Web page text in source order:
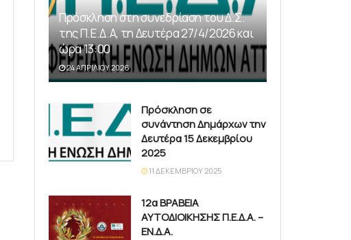
Πρόσκληση στη συνεδρίαση του Δ.Σ.
της Π.Ε.Δ.Α, τη Δευτέρα 27/4/2026 και
ώρα 13:00
24 ΑΠΡΙΛΊΟΥ 2026
Πρόσκληση σε
συνάντηση Δημάρχων την
Δευτέρα 15 Δεκεμβρίου
2025
11 ΔΕΚΕΜΒΡΊΟΥ 2025
12α ΒΡΑΒΕΙΑ
ΑΥΤΟΔΙΟΙΚΗΣΗΣ Π.Ε.Δ.Α. –
ΕΝ.Δ.Α.